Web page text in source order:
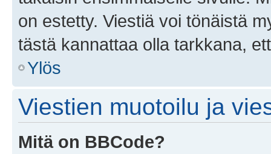
on estetty. Viestiä voi tönäistä
tästä kannattaa olla tarkkana,
Ylös
Viestien muotoilu ja
Mitä on BBCode?